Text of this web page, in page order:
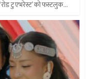
‘रोड टु एभरेस्ट’ को फस्टलुक...